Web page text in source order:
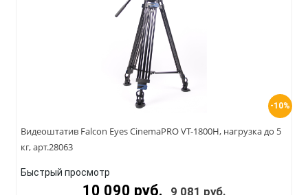
-10%
Видеоштатив Falcon Eyes CinemaPRO VT-1800H, нагрузка до 5
кг, арт.28063
Быстрый просмотр
10 090 руб. 9 081 руб.